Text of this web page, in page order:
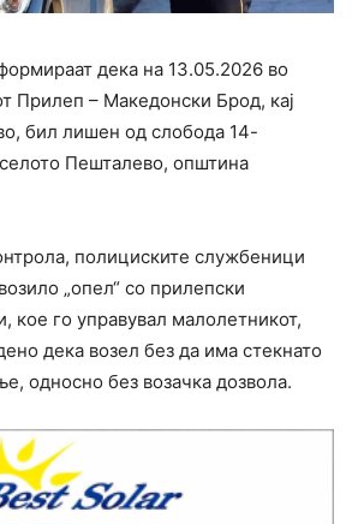
дека на 13.05.2026 во
Прилеп – Македонски Брод, кај
бил лишен од слобода 14-
Пешталево, општина
полициските службеници
„опел“ со прилепски
кое го управувал малолетникот,
дека возел без да има стекнато
односно без возачка дозвола.